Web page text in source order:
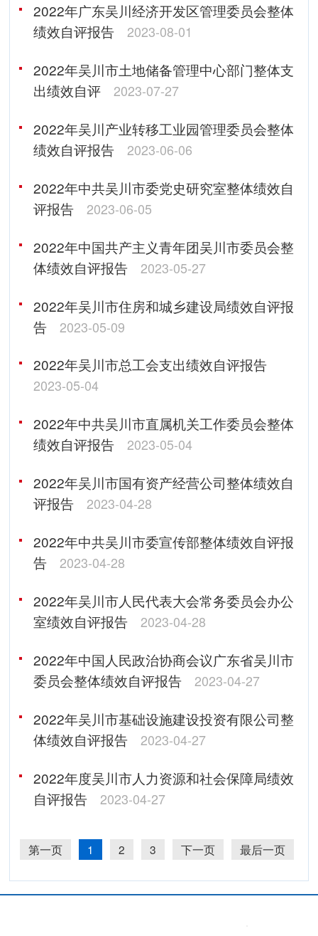
2022年广东吴川经济开发区管理委员会整体
绩效自评报告
2023-08-01
2022年吴川市土地储备管理中心部门整体支
出绩效自评
2023-07-27
2022年吴川产业转移工业园管理委员会整体
绩效自评报告
2023-06-06
2022年中共吴川市委党史研究室整体绩效自
评报告
2023-06-05
2022年中国共产主义青年团吴川市委员会整
体绩效自评报告
2023-05-27
2022年吴川市住房和城乡建设局绩效自评报
告
2023-05-09
2022年吴川市总工会支出绩效自评报告
2023-05-04
2022年中共吴川市直属机关工作委员会整体
绩效自评报告
2023-05-04
2022年吴川市国有资产经营公司整体绩效自
评报告
2023-04-28
2022年中共吴川市委宣传部整体绩效自评报
告
2023-04-28
2022年吴川市人民代表大会常务委员会办公
室绩效自评报告
2023-04-28
2022年中国人民政治协商会议广东省吴川市
委员会整体绩效自评报告
2023-04-27
2022年吴川市基础设施建设投资有限公司整
体绩效自评报告
2023-04-27
2022年度吴川市人力资源和社会保障局绩效
自评报告
2023-04-27
第一页 1 2 3 下一页 最后一页